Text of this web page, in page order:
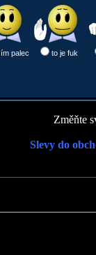
palec
to je fuk
Změňte
Slevy do